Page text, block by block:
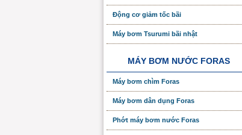
Động cơ giảm tốc bãi
Máy bơm Tsurumi bãi nhật
MÁY BƠM NƯỚC FORAS
Máy bơm chìm Foras
Máy bơm dân dụng Foras
Phớt máy bơm nước Foras